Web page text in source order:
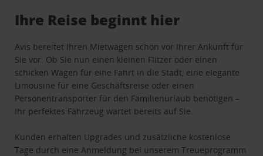
Ihre Reise beginnt hier
Avis bereitet Ihren Mietwagen schon vor Ihrer Ankunft für
Sie vor. Ob Sie nun einen kleinen Flitzer oder einen
schicken Wagen für eine Fahrt in die Stadt, eine elegante
Limousine für eine Geschäftsreise oder einen
Personentransporter für den Familienurlaub benötigen –
Ihr perfektes Fahrzeug wartet bereits auf Sie.
Kunden erhalten Upgrades und zusätzliche kostenlose
Tage durch eine Anmeldung bei unserem Treueprogramm